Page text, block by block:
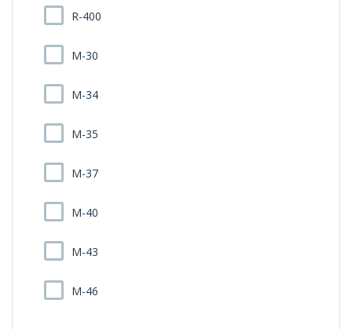
R-400
M-30
M-34
M-35
M-37
M-40
M-43
M-46